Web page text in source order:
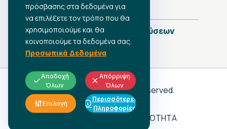
•Μάρτιος 2026
Πλήρες Ημερολόγιο Δημοσιεύσεων
Γ.Σ.Ε.Ε
© 2026 All rights reserved.
ΠΡΟΣΩΠΙΚΑ ΔΕΔΟΜΕΝΑ
ΠΡΟΣΒΑΣΙΜΟΤΗΤΑ
πρόσβασης στα δεδομένα για
να επιλέξετε τον τρόπο που θα
χρησιμοποιούμε και θα
κοινοποιούμε τα δεδομένα σας.
Προσωπικά Δεδομένα
Αποδοχή
Όλων
Απόρριψη
Όλων
Επιλογή
Περισσότερες
Πληροφορίες